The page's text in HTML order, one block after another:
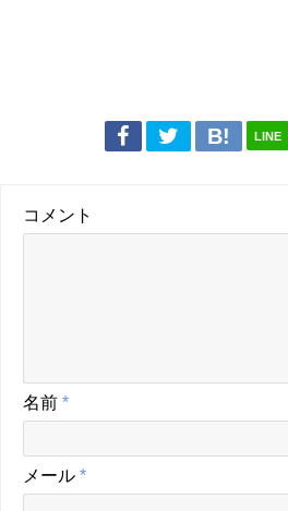
LINE
コメント
名前 *
メール *